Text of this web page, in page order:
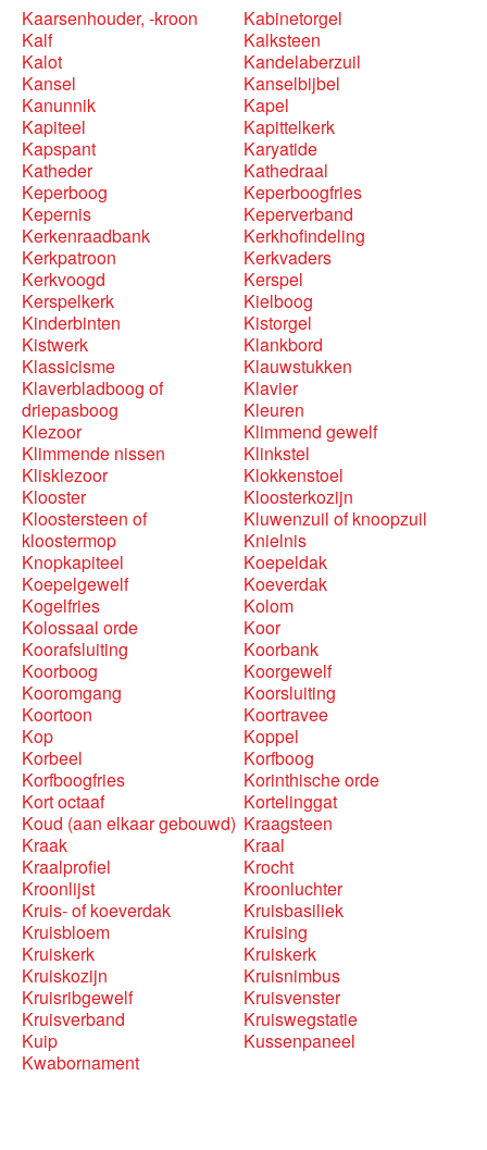
Kaarsenhouder, -kroon
Kabinetorgel
Kalf
Kalksteen
Kalot
Kandelaberzuil
Kansel
Kanselbijbel
Kanunnik
Kapel
Kapiteel
Kapittelkerk
Kapspant
Karyatide
Katheder
Kathedraal
Keperboog
Keperboogfries
Kepernis
Keperverband
Kerkenraadbank
Kerkhofindeling
Kerkpatroon
Kerkvaders
Kerkvoogd
Kerspel
Kerspelkerk
Kielboog
Kinderbinten
Kistorgel
Kistwerk
Klankbord
Klassicisme
Klauwstukken
Klaverbladboog of
driepasboog
Klavier
Kleuren
Klezoor
Klimmend gewelf
Klimmende nissen
Klinkstel
Klisklezoor
Klokkenstoel
Klooster
Kloosterkozijn
Kloostersteen of
kloostermop
Kluwenzuil of knoopzuil
Knielnis
Knopkapiteel
Koepeldak
Koepelgewelf
Koeverdak
Kogelfries
Kolom
Kolossaal orde
Koor
Koorafsluiting
Koorbank
Koorboog
Koorgewelf
Kooromgang
Koorsluiting
Koortoon
Koortravee
Kop
Koppel
Korbeel
Korfboog
Korfboogfries
Korinthische orde
Kort octaaf
Kortelinggat
Koud (aan elkaar gebouwd) Kraagsteen
Kraak
Kraal
Kraalprofiel
Krocht
Kroonlijst
Kroonluchter
Kruis- of koeverdak
Kruisbasiliek
Kruisbloem
Kruising
Kruiskerk
Kruiskerk
Kruiskozijn
Kruisnimbus
Kruisribgewelf
Kruisvenster
Kruisverband
Kruiswegstatie
Kuip
Kussenpaneel
Kwabornament